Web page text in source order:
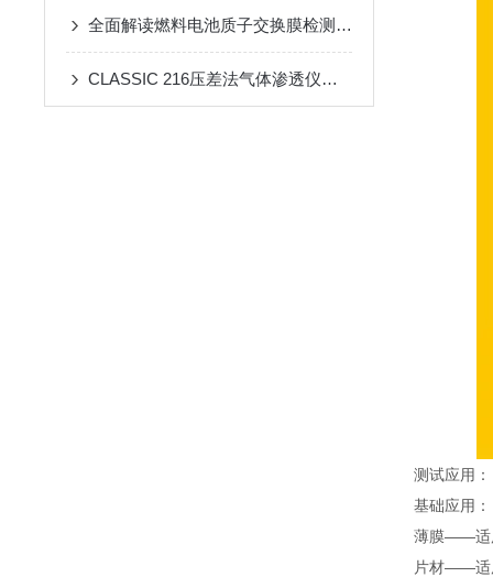
全面解读燃料电池质子交换膜检测项目与试验仪器
CLASSIC 216压差法气体渗透仪的全面介绍
测试应用：
基础应用：
薄膜——适
片材——适